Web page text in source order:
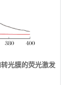
转光膜的荧光激发